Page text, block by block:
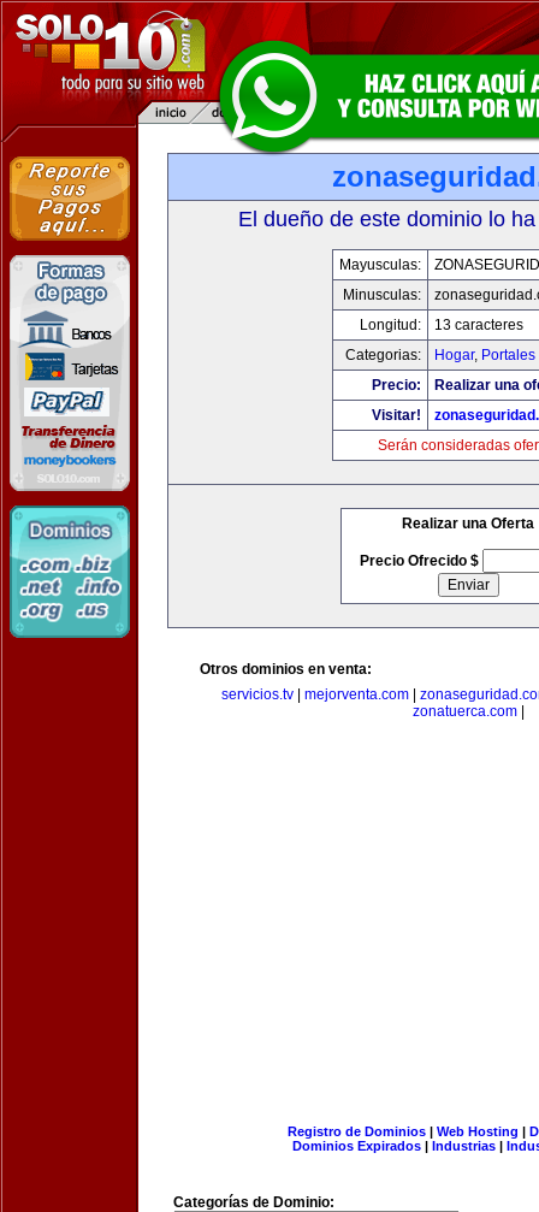
El dueño de este dominio lo
Mayusculas:
Minusculas:
Longitud:
13 caracteres
Categorias:
Hogar, Portales
Precio:
Realizar una
Visitar!
Serán consideradas
Realizar una Oferta
Precio Ofrecido $
Otros dominios en venta:
servicios.tv| mejorventa.com|
zonatuerca.com|
Registro de Dominios| Web Hosting |
Dominios Expirados | Industrias |
Categorías de Dominio: